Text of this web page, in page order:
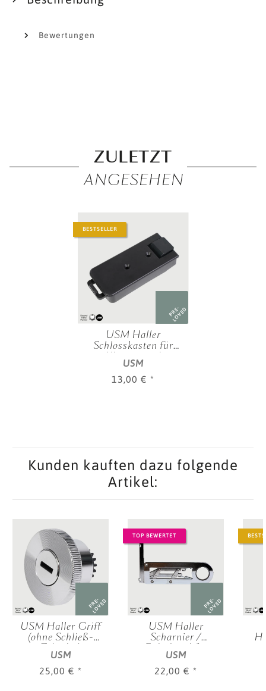
Bewertungen
ZULETZT
ANGESEHEN
BESTSELLER
PRE-
LOVED
USM Haller
Schlosskasten für
Klappen und
Ausziehtüren
USM
13,00 € *
Kunden kauften dazu folgende
Artikel:
PRE-
LOVED
USM Haller Griff
(ohne Schließ-
Zylinder)
USM
25,00 € *
TOP BEWERTET
PRE-
LOVED
USM Haller
Scharnier /
Federband für
Klappen
USM
22,00 € *